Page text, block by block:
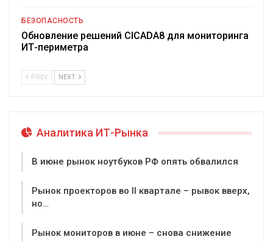
БЕЗОПАСНОСТЬ
Обновление решений CICADA8 для мониторинга
ИТ-периметра
PREV NEXT
Аналитика ИТ-Рынка
В июне рынок ноутбуков РФ опять обвалился
Рынок проекторов во II квартале – рывок вверх,
но…
Рынок мониторов в июне – снова снижение